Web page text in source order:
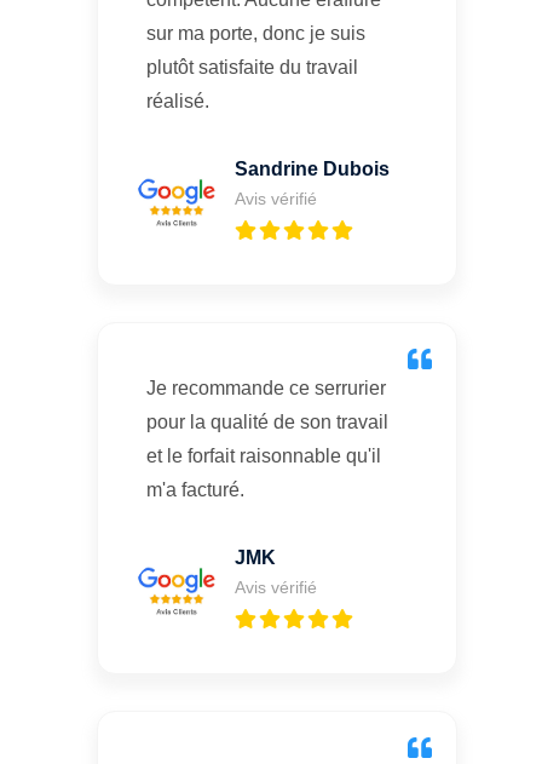
sur ma porte, donc je suis
plutôt satisfaite du travail
réalisé.
Sandrine Dubois
Avis vérifié
Je recommande ce serrurier
pour la qualité de son travail
et le forfait raisonnable qu'il
m'a facturé.
JMK
Avis vérifié